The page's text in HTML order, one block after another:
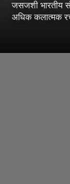
जसजशी भारतीय
अधिक कलात्मक